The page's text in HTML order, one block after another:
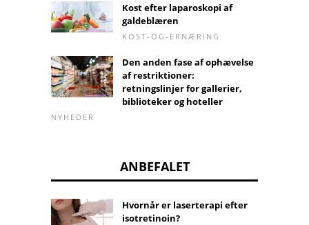
Kost efter laparoskopi af
galdeblæren
KOST-OG-ERNÆRING
Den anden fase af ophævelse
af restriktioner:
retningslinjer for gallerier,
biblioteker og hoteller
NYHEDER
ANBEFALET
Hvornår er laserterapi efter
isotretinoin?